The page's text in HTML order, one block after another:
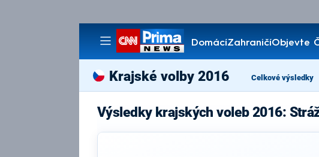
DomácíZahraničíObjevte
Pořady
Krajské volby 2016 Celkové výsledky
Výsledky krajských voleb 2016: